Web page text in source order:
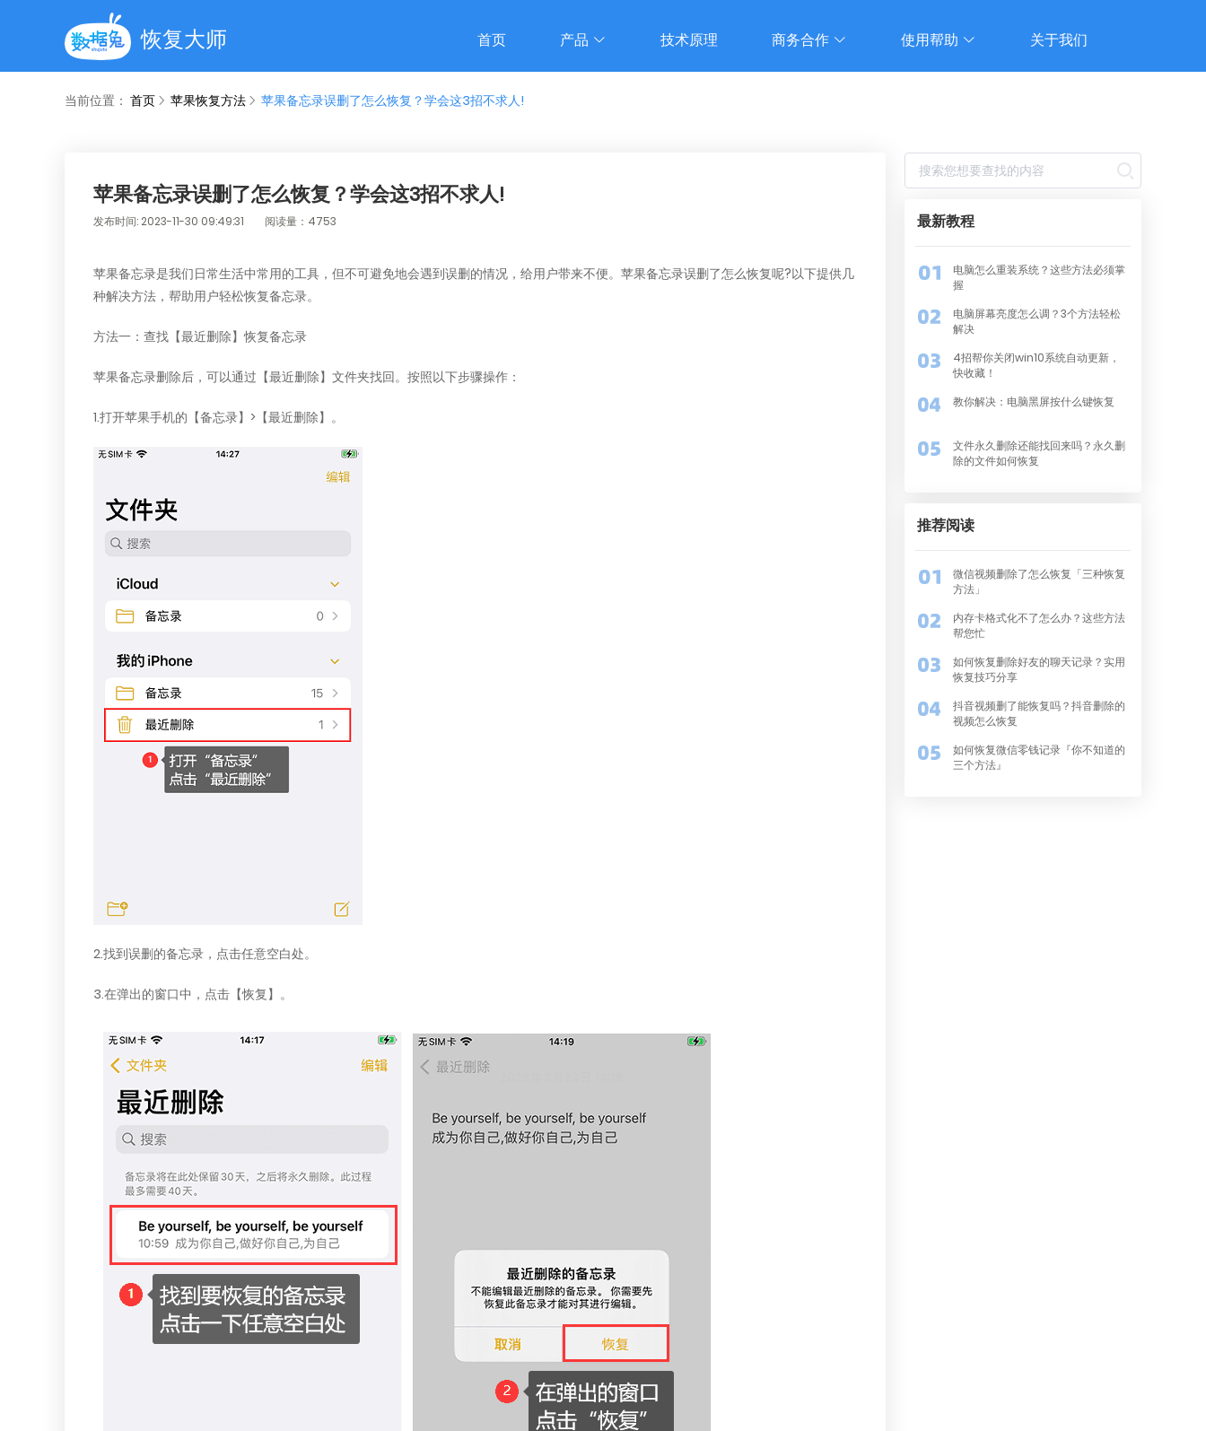
恢复大师 首页 产品 技术原理 商务合作 使用帮助 关于我们
当前位置： 首页 苹果恢复方法 苹果备忘录误删了怎么恢复？学会这3招不求人!
苹果备忘录误删了怎么恢复？学会这3招不求人!
发布时间: 2023-11-30 09:49:31 阅读量：4753
苹果备忘录是我们日常生活中常用的工具，但不可避免地会遇到误删的情况，给用户带来不便。苹果备忘录误删了怎么恢复呢?以下提供几
种解决方法，帮助用户轻松恢复备忘录。
方法一：查找【最近删除】恢复备忘录
苹果备忘录删除后，可以通过【最近删除】文件夹找回。按照以下步骤操作：
1.打开苹果手机的【备忘录】>【最近删除】。
2.找到误删的备忘录，点击任意空白处。
3.在弹出的窗口中，点击【恢复】。
最新教程
电脑怎么重装系统？这些方法必须掌
握
电脑屏幕亮度怎么调？3个方法轻松
解决
4招帮你关闭win10系统自动更新，
快收藏！
教你解决：电脑黑屏按什么键恢复
文件永久删除还能找回来吗？永久删
除的文件如何恢复
推荐阅读
微信视频删除了怎么恢复「三种恢复
方法」
内存卡格式化不了怎么办？这些方法
帮您忙
如何恢复删除好友的聊天记录？实用
恢复技巧分享
抖音视频删了能恢复吗？抖音删除的
视频怎么恢复
如何恢复微信零钱记录『你不知道的
三个方法』